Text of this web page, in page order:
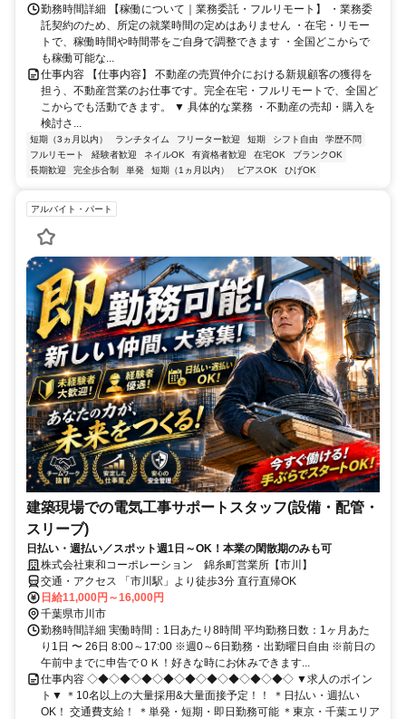
勤務時間詳細 【稼働について｜業務委託・フルリモート】 ・業務委
託契約のため、所定の就業時間の定めはありません ・在宅・リモー
トで、稼働時間や時間帯をご自身で調整できます ・全国どこからで
も稼働可能な...
仕事内容 【仕事内容】 不動産の売買仲介における新規顧客の獲得を
担う、不動産営業のお仕事です。完全在宅・フルリモートで、全国ど
こからでも活動できます。 ▼ 具体的な業務 ・不動産の売却・購入を
検討さ...
短期（3ヵ月以内） ランチタイム フリーター歓迎 短期 シフト自由
学歴不問
フルリモート
経験者歓迎 ネイルOK 有資格者歓迎 在宅OK
ブランクOK
長期歓迎
完全歩合制 単発 短期（1ヵ月以内） ピアスOK ひげOK
アルバイト・パート
建築現場での電気工事サポートスタッフ(設備・配管・
スリーブ)
日払い・週払い／スポット週1日～OK！本業の閑散期のみも可
株式会社東和コーポレーション 錦糸町営業所【市川】
交通・アクセス 「市川駅」より徒歩3分 直行直帰OK
日給11,000円～16,000円
千葉県市川市
勤務時間詳細 実働時間：1日あたり8時間 平均勤務日数：1ヶ月あた
り1日 〜 26日 8:00～17:00 ※週0～6日勤務・出勤曜日自由 ※前日の
午前中までに申告でＯＫ！好きな時にお休みできます...
仕事内容 ◇◆◇◆◇◆◇◆◇◆◇◆◇◆◇◆◇◆◇ ▼求人のポイン
ト▼ ＊10名以上の大量採用&大量面接予定！！ ＊日払い・週払い
OK！ 交通費支給！ ＊単発・短期・即日勤務可能 ＊東京・千葉エリア